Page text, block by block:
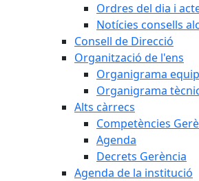
Ordres del dia i
Notícies consells
Consell de Direcció
Organització de l'ens
Organigrama
Organigrama
Alts càrrecs
Competències
Agenda
Decrets Gerència
Agenda de la institució